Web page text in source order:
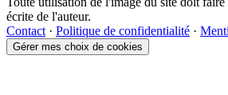
écrite de l'auteur.
Contact · Politique de confidentialité ·
Gérer mes choix de cookies